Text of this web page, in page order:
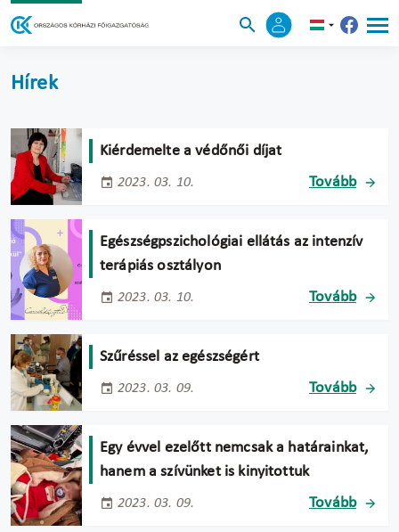
Hírek
Kiérdemelte a védőnői díjat
2023. 03. 10. Tovább
Egészségpszichológiai ellátás az intenzív
terápiás osztályon
2023. 03. 10. Tovább
Szűréssel az egészségért
2023. 03. 09. Tovább
Egy évvel ezelőtt nemcsak a határainkat,
hanem a szívünket is kinyitottuk
2023. 03. 09. Tovább